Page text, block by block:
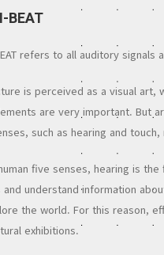
BEAT
refers to all auditory
is perceived as a visual art,
are very important. But
such as hearing and
five senses, hearing is
understand information
the world. For this reason,
exhibitions.